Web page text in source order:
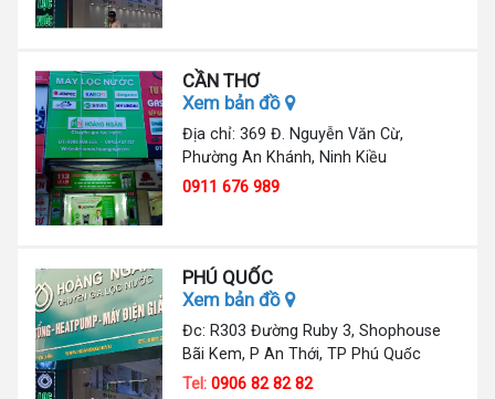
CẦN THƠ
Xem bản đồ
Địa chỉ: 369 Đ. Nguyễn Văn Cừ,
Phường An Khánh, Ninh Kiều
0911 676 989
PHÚ QUỐC
Xem bản đồ
Đc: R303 Đường Ruby 3, Shophouse
Bãi Kem, P An Thới, TP Phú Quốc
Tel:0906 82 82 82